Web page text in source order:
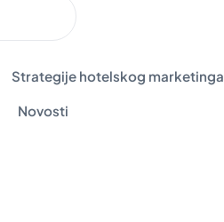
Strategije hotelskog marketinga
Novosti